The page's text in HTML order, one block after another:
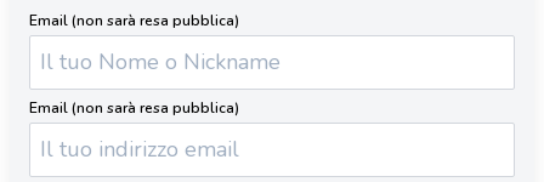
Email (non sarà resa pubblica)
Email (non sarà resa pubblica)